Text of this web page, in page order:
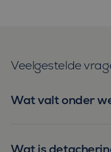
Veelgestelde
Wat valt onder